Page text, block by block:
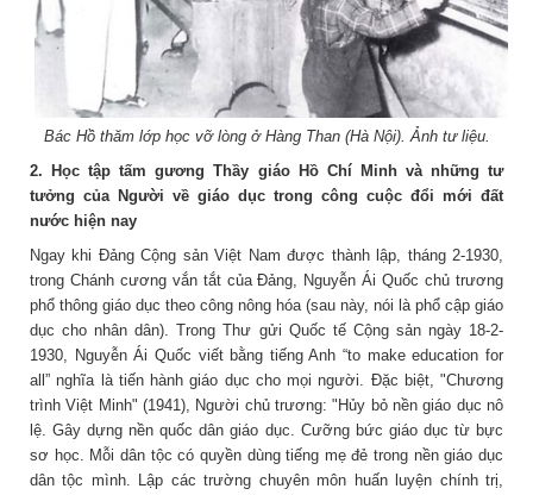
Bác Hồ thăm lớp học vỡ lòng ở Hàng Than (Hà Nội). Ảnh tư liệu.
2. Học tập tấm gương Thầy giáo Hồ Chí Minh và những tư
tưởng của Người về giáo dục trong công cuộc đổi mới đất
nước hiện nay
Ngay khi Đảng Cộng sản Việt Nam được thành lập, tháng 2-1930,
trong Chánh cương vắn tắt của Ðảng, Nguyễn Ái Quốc chủ trương
phổ thông giáo dục theo công nông hóa (sau này, nói là phổ cập giáo
dục cho nhân dân). Trong Thư gửi Quốc tế Cộng sản ngày 18-2-
1930, Nguyễn Ái Quốc viết bằng tiếng Anh “to make education for
all” nghĩa là tiến hành giáo dục cho mọi người. Ðặc biệt, "Chương
trình Việt Minh" (1941), Người chủ trương: "Hủy bỏ nền giáo dục nô
lệ. Gây dựng nền quốc dân giáo dục. Cưỡng bức giáo dục từ bực
sơ học. Mỗi dân tộc có quyền dùng tiếng mẹ đẻ trong nền giáo dục
dân tộc mình. Lập các trường chuyên môn huấn luyện chính trị,